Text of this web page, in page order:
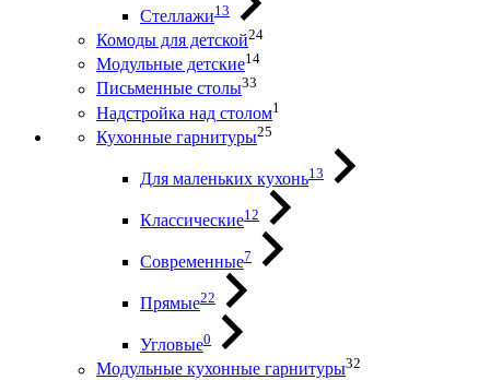
Стеллажи13
Комоды для детской24
Модульные детские14
Письменные столы33
Надстройка над столом1
Кухонные гарнитуры25
Для маленьких кухонь13
Классические12
Современные7
Прямые22
Угловые0
Модульные кухонные гарнитуры32